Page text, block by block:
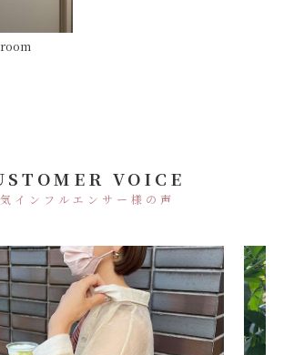
VOICE
インフルエンサー様の声